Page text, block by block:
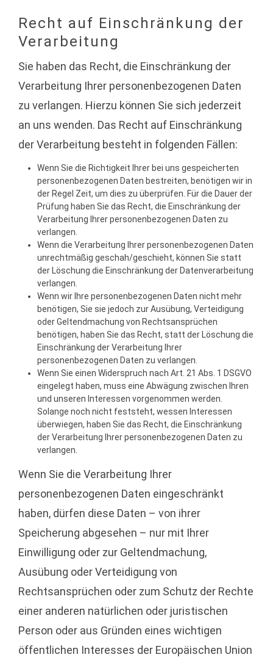
Recht auf Einschränkung der
Verarbeitung
Sie haben das Recht, die Einschränkung der
Verarbeitung Ihrer personenbezogenen Daten
zu verlangen. Hierzu können Sie sich jederzeit
an uns wenden. Das Recht auf Einschränkung
der Verarbeitung besteht in folgenden Fällen:
Wenn Sie die Richtigkeit Ihrer bei uns gespeicherten
personenbezogenen Daten bestreiten, benötigen wir in
der Regel Zeit, um dies zu überprüfen. Für die Dauer der
Prüfung haben Sie das Recht, die Einschränkung der
Verarbeitung Ihrer personenbezogenen Daten zu
verlangen.
Wenn die Verarbeitung Ihrer personenbezogenen Daten
unrechtmäßig geschah/geschieht, können Sie statt
der Löschung die Einschränkung der Datenverarbeitung
verlangen.
Wenn wir Ihre personenbezogenen Daten nicht mehr
benötigen, Sie sie jedoch zur Ausübung, Verteidigung
oder Geltendmachung von Rechtsansprüchen
benötigen, haben Sie das Recht, statt der Löschung die
Einschränkung der Verarbeitung Ihrer
personenbezogenen Daten zu verlangen.
Wenn Sie einen Widerspruch nach Art. 21 Abs. 1 DSGVO
eingelegt haben, muss eine Abwägung zwischen Ihren
und unseren Interessen vorgenommen werden.
Solange noch nicht feststeht, wessen Interessen
überwiegen, haben Sie das Recht, die Einschränkung
der Verarbeitung Ihrer personenbezogenen Daten zu
verlangen.
Wenn Sie die Verarbeitung Ihrer
personenbezogenen Daten eingeschränkt
haben, dürfen diese Daten – von ihrer
Speicherung abgesehen – nur mit Ihrer
Einwilligung oder zur Geltendmachung,
Ausübung oder Verteidigung von
Rechtsansprüchen oder zum Schutz der Rechte
einer anderen natürlichen oder juristischen
Person oder aus Gründen eines wichtigen
öffentlichen Interesses der Europäischen Union